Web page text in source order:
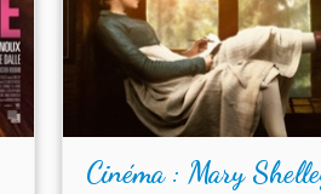
Cinéma : Mary